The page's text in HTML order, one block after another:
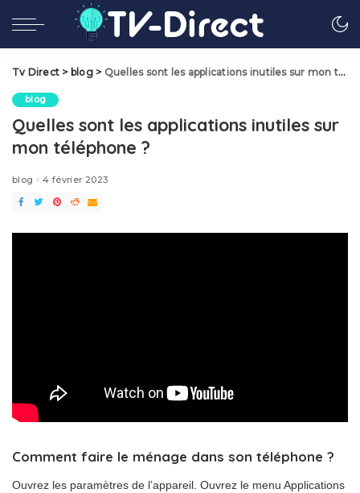
Tv Direct > blog> Quelles sont les applications inutiles sur mon téléphone ?
blog
Quelles sont les applications inutiles sur
mon téléphone ?
blog 4 février 2023
Comment faire le ménage dans son téléphone ?
Ouvrez les paramètres de l’appareil. Ouvrez le menu Applications